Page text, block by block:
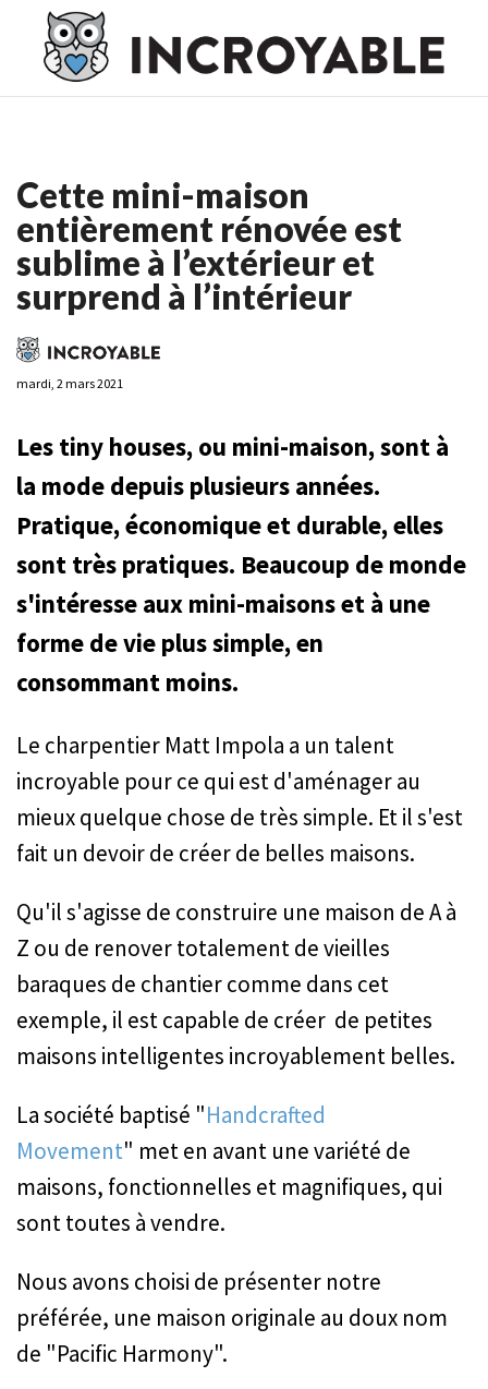
Casino En Ligne France
Casino En Ligne France
Ligne
Cette mini-maison
entièrement rénovée est
sublime à l’extérieur et
surprend à l’intérieur
mardi, 2 mars 2021
Les tiny houses, ou mini-maison, sont à
la mode depuis plusieurs années.
Pratique, économique et durable, elles
sont très pratiques. Beaucoup de monde
s'intéresse aux mini-maisons et à une
forme de vie plus simple, en
consommant moins.
Le charpentier Matt Impola a un talent
incroyable pour ce qui est d'aménager au
mieux quelque chose de très simple. Et il s'est
fait un devoir de créer de belles maisons.
Qu'il s'agisse de construire une maison de A à
Z ou de renover totalement de vieilles
baraques de chantier comme dans cet
exemple, il est capable de créer de petites
maisons intelligentes incroyablement belles.
La société baptisé "Handcrafted
Movement" met en avant une variété de
maisons, fonctionnelles et magnifiques, qui
sont toutes à vendre.
Nous avons choisi de présenter notre
préférée, une maison originale au doux nom
de "Pacific Harmony".